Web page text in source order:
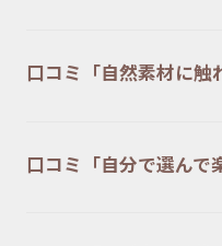
口コミ「自然素材に触
口コミ「自分で選んで